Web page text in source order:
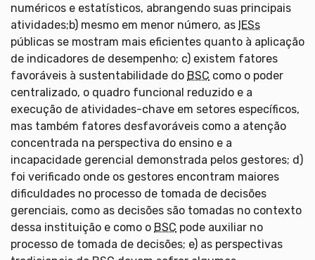
numéricos e estatísticos, abrangendo suas principais
atividades;b) mesmo em menor número, as IESs
públicas se mostram mais eficientes quanto à aplicação
de indicadores de desempenho; c) existem fatores
favoráveis à sustentabilidade do BSC como o poder
centralizado, o quadro funcional reduzido e a
execução de atividades-chave em setores específicos,
mas também fatores desfavoráveis como a atenção
concentrada na perspectiva do ensino e a
incapacidade gerencial demonstrada pelos gestores; d)
foi verificado onde os gestores encontram maiores
dificuldades no processo de tomada de decisões
gerenciais, como as decisões são tomadas no contexto
dessa instituição e como o BSC pode auxiliar no
processo de tomada de decisões; e) as perspectivas